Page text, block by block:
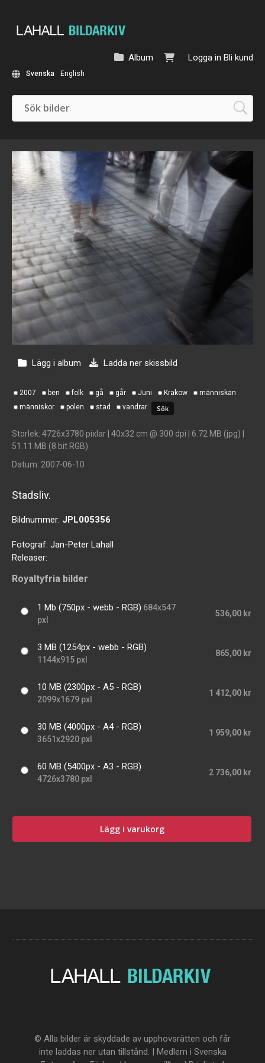
Logga in Bli kund
Album
Svenska English
Lägg i album Ladda ner skissbild
2007 ben folk gå går Juni Krakow
människan
människor
polen stad vandrar
Storlek: 4726x3780 pixlar | 40x32 cm @ 300 dpi | 6.72 MB (jpg) |
51.11 MB (8 bit RGB)
Datum: 2007-06-10
Stadsliv.
Bildnummer: JPL005356
Fotograf: Jan-Peter Lahall
Releaser:
Royaltyfria bilder
1 Mb (750px - webb - RGB) 684x547
pxl
536,00 kr
3 MB (1254px - webb - RGB)
1144x915 pxl
865,00 kr
10 MB (2300px - A5 - RGB)
2099x1679 pxl
1 412,00 kr
30 MB (4000px - A4 - RGB)
3651x2920 pxl
1 959,00 kr
60 MB (5400px - A3 - RGB)
4726x3780 pxl
2 736,00 kr
Lägg i varukorg
© Alla bilder är skyddade av upphovsrätten och får
inte laddas ner utan tillstånd. | Medlem i Svenska